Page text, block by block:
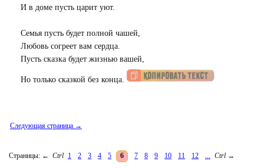
И в доме пусть царит уют.
Семья пусть будет полной чашей,
Любовь согреет вам сердца.
Пусть сказка будет жизнью вашей,
Но только сказкой без конца.
Следующая страница →
Страницы: ← Ctrl 1 2 3 4 5 6 7 8 9 10 11 12 ... Ctrl →